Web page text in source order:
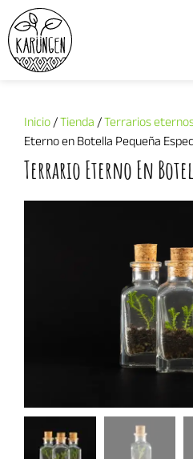
Inicio /Tienda /Terrarios
Eterno en Botella Pequeña
Terrario Eterno En